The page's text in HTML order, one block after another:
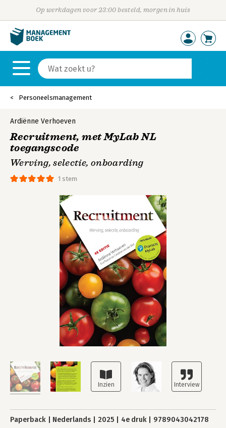
Op werkdagen voor 23:00 besteld, morgen in huis
Personeelsmanagement
1 stem
Ardiënne Verhoeven
Recruitment, met MyLab NL
toegangscode
Werving, selectie, onboarding
Paperback Nederlands 2025 4e druk 9789043042178